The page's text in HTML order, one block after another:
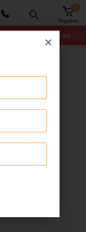
Корзина
0
оправу в Москве